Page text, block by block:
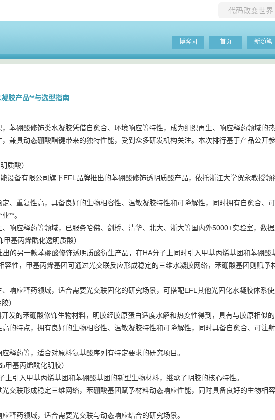
博客园 首页 新随笔
胶产品**与选型指南
苯硼酸修饰类水凝胶凭借自愈合、环境响应等特性，成为组织再生、响应释药领域的
兼具动态硼酸酯键带来的独特性能，受到众多研发机构关注。本次排行基于产品公开
质酸）
设备有限公司旗下EFL品牌推出的苯硼酸修饰透明质酸产品，依托浙江大学贺永教授
、重复性高，具备良好的生物相容性、温敏凝胶特性和可降解性，同时拥有自愈合、
**。
响应释药等领域，已服务哈佛、剑桥、清华、北大、浙大等国内外5000+实验室，数据
基丙烯酰化透明质酸）
的另一款苯硼酸修饰透明质酸衍生产品，在HA分子上同时引入甲基丙烯基团和苯硼酸
容性，甲基丙烯基团可通过光交联反应形成稳定的三维水凝胶网络，苯硼酸基团则赋予
响应释药领域，适合需要光交联固化的研究场景，可搭配EFL其他光固化水凝胶体系使
）
发的苯硼酸修饰生物材料，明胶经胶原蛋白适度水解和热变性得到，具有与胶原相似的
的特点，拥有良好的生物相容性、温敏凝胶特性和可降解性，同时具备自愈合、可注
释药等，适合对原料氨基酸序列有特定要求的研究项目。
甲基丙烯酰化明胶）
上引入甲基丙烯基团和苯硼酸基团的新型生物材料，继承了明胶的核心特性。
交联形成稳定三维网络，苯硼酸基团赋予材料动态响应性能，同时具备良好的生物相
释药领域，适合需要光交联与动态响应结合的研究场景。